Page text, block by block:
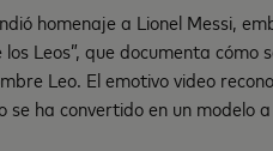
homenaje a Lionel Messi,
Leos”, que documenta
Leo. El emotivo video
se ha convertido en un modelo